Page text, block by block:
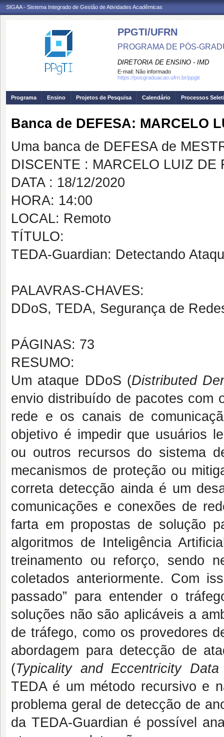
SIGAA - Sistema Integrado de Gestão de Atividades Acadêmicas
PPGTI/UFRN
PROGRAMA DE PÓS-
DIRETORIA DE ENSINO - IMD
E-mail: Não informado
https://posgraduacao.ufrn.br/ppgti
Programa Ensino Projetos de Pesquisa Calendário Processos
Banca de DEFESA: MARCELO
Uma banca de DEFESA de
DISCENTE : MARCELO LUIZ DE
DATA : 18/12/2020
HORA: 14:00
LOCAL: Remoto
TÍTULO:
TEDA-Guardian: Detectando
PALAVRAS-CHAVES:
DDoS, TEDA, Segurança de
PÁGINAS: 73
RESUMO:
Um ataque DDoS (Distributed
envio distribuído de pacotes com
rede e os canais de
objetivo é impedir que usuários
ou outros recursos do sistema
mecanismos de proteção ou
correta detecção ainda é um
comunicações e conexões de
farta em propostas de solução
algoritmos de Inteligência
treinamento ou reforço, sendo
coletados anteriormente. Com
passado” para entender o
soluções não são aplicáveis a
de tráfego, como os provedores
abordagem para detecção de
(Typicality and Eccentricity Data
TEDA é um método recursivo e
problema geral de detecção de
da TEDA-Guardian é possível